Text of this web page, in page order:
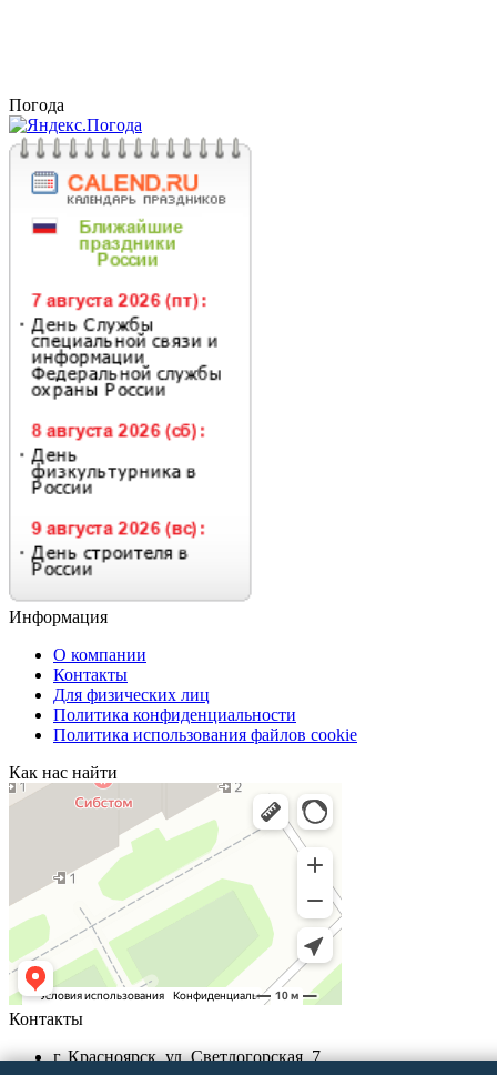
Погода
Информация
О компании
Контакты
Для физических лиц
Политика конфиденциальности
Политика использования файлов cookie
Как нас найти
Контакты
г. Красноярск, ул. Светлогорская, 7